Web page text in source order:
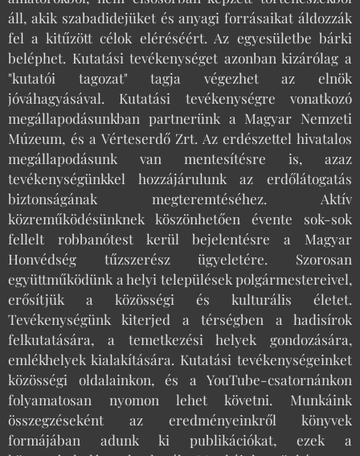
áll, akik szabadidejüket és anyagi forrásaikat áldozzák
fel a kitűzött célok eléréséért. Az egyesületbe bárki
beléphet. Kutatási tevékenységet azonban kizárólag a
"kutatói tagozat" tagja végezhet az elnök
jóváhagyásával. Kutatási tevékenységre vonatkozó
megállapodásunkban partnerünk a Magyar Nemzeti
Múzeum, és a Vérteserdő Zrt. Az erdészettel hivatalos
megállapodásunk van mentesítésre is, azaz
tevékenységünkkel hozzájárulunk az erdőlátogatás
biztonságának megteremtéséhez. Aktív
közreműködésünknek köszönhetően évente sok-sok
fellelt robbanótest kerül bejelentésre a Magyar
Honvédség tűzszerész ügyeletére. Szorosan
együttműködünk a helyi települések polgármestereivel,
erősítjük a közösségi és kulturális életet.
Tevékenységünk kiterjed a térségben a hadisírok
felkutatására, a temetkezési helyek gondozására,
emlékhelyek kialakítására. Kutatási tevékenységeinket
közösségi oldalainkon, és a YouTube-csatornánkon
folyamatosan nyomon lehet követni. Munkáink
összegzéseként az eredményeinkről könyvek
formájában adunk ki publikációkat, ezek a